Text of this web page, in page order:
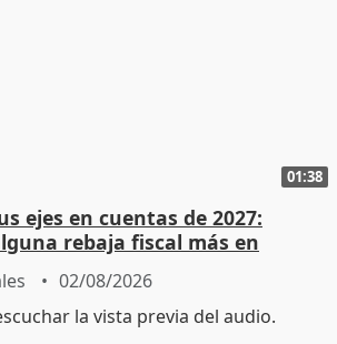
01:38
ejes en cuentas de 2027:
rebaja fiscal más en
02/08/2026